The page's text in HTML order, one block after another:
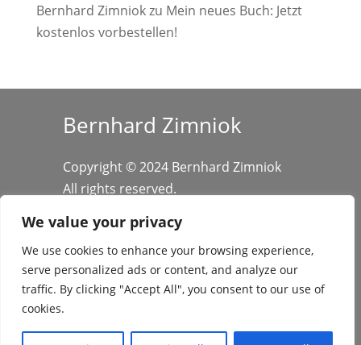
We value your privacy
We use cookies to enhance your browsing experience,
serve personalized ads or content, and analyze our
traffic. By clicking "Accept All", you consent to our use of
cookies.
Bernhard Zimniokzu Mein neues Buch: Jetzt
kostenlos vorbestellen!
Bernhard Zimniok
Copyright © 2024 Bernhard Zimniok
All rights reserved.
Datenschutz Impressum